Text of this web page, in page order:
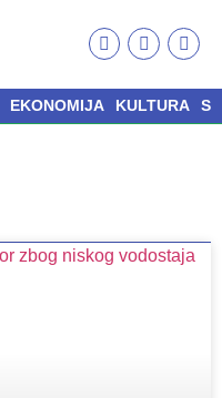
EKONOMIJA KULTURA